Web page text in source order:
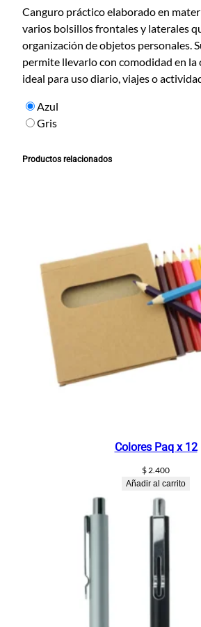
n
c
a
n
t
d
a
Canguro práctico elaborado en
varios bolsillos frontales y laterales
organización de objetos personales.
permite llevarlo con comodidad en la
ideal para uso diario, viajes o
Azul
Gris
Productos relacionados
Colores Paq x 12
$2.400
Añadir al carrito